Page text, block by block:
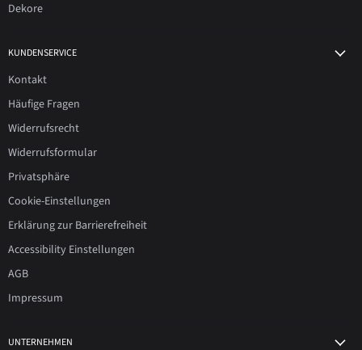
Dekore
KUNDENSERVICE
Kontakt
Häufige Fragen
Widerrufsrecht
Widerrufsformular
Privatsphäre
Cookie-Einstellungen
Erklärung zur Barrierefreiheit
Accessibility Einstellungen
AGB
Impressum
UNTERNEHMEN